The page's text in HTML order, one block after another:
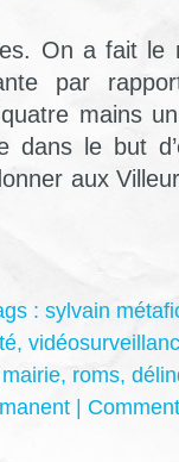
On a fait le
par
mains
dans le but
aux
: sylvain
,
mairie, roms,